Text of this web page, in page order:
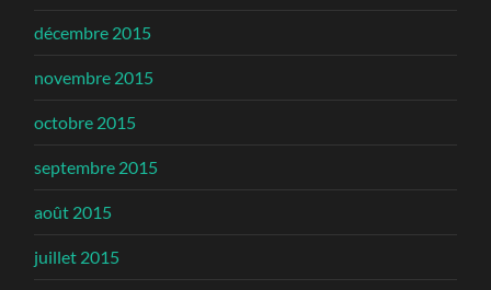
décembre 2015
novembre 2015
octobre 2015
septembre 2015
août 2015
juillet 2015